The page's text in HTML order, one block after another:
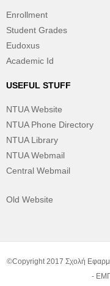
Enrollment
Student Grades
Eudoxus
Academic Id
USEFUL STUFF
NTUA Website
NTUA Phone Directory
NTUA Library
NTUA Webmail
Central Webmail
Old Website
©Copyright 2017 Σχολή
-